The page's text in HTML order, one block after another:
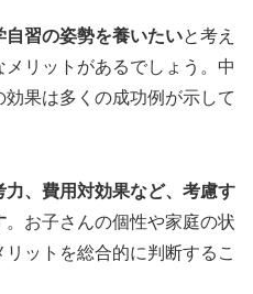
習の姿勢を養いたいと考え
リットがあるでしょう。中
果は多くの成功例が示して
力、費用対効果など、考慮す
。お子さんの個性や家庭の状
ットを総合的に判断するこ